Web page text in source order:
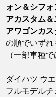
ォン＆シフォ
アカスタム
アワゴンカス
の順でいずれ
（一部車種
ダイハツ ウ
フルモデルチ